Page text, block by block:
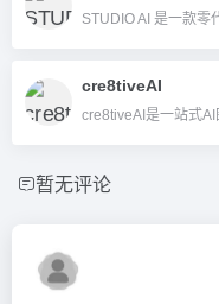
cre8tiveAI
暂无评论